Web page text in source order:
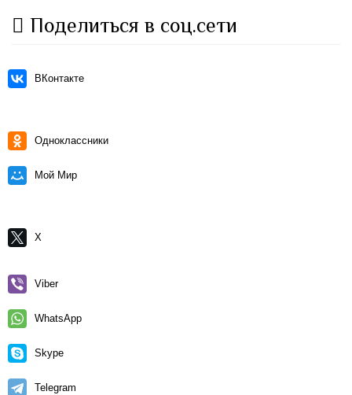
Поделиться в соц.сети
ВКонтакте
Одноклассники
Мой Мир
X
Viber
WhatsApp
Skype
Telegram